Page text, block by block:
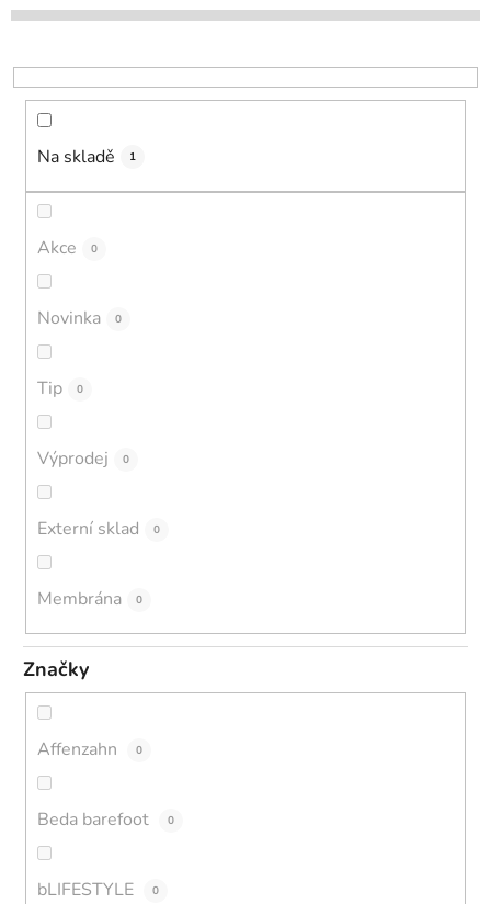
d
k
t
Na skladě 1
Akce 0
Novinka 0
Tip 0
Výprodej 0
Externí sklad 0
Membrána 0
Značky
Affenzahn 0
Beda barefoot 0
bLIFESTYLE 0